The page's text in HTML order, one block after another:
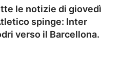
le notizie di giovedì
spinge: Inter
verso il Barcellona.